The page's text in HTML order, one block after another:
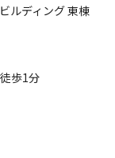
ルディング 東棟
歩1分